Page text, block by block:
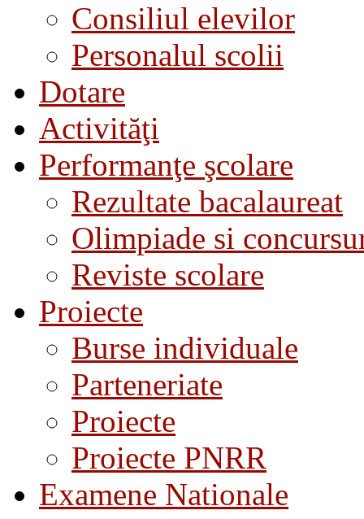
Consiliul elevilor
Personalul scolii
Dotare
Activităţi
Performanţe şcolare
Rezultate bacalaureat
Olimpiade si
Reviste scolare
Proiecte
Burse individuale
Parteneriate
Proiecte
Proiecte PNRR
Examene Nationale